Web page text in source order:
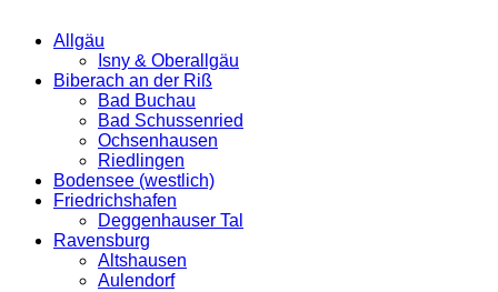
Allgäu
Isny & Oberallgäu
Biberach an der Riß
Bad Buchau
Bad Schussenried
Ochsenhausen
Riedlingen
Bodensee (westlich)
Friedrichshafen
Deggenhauser Tal
Ravensburg
Altshausen
Aulendorf